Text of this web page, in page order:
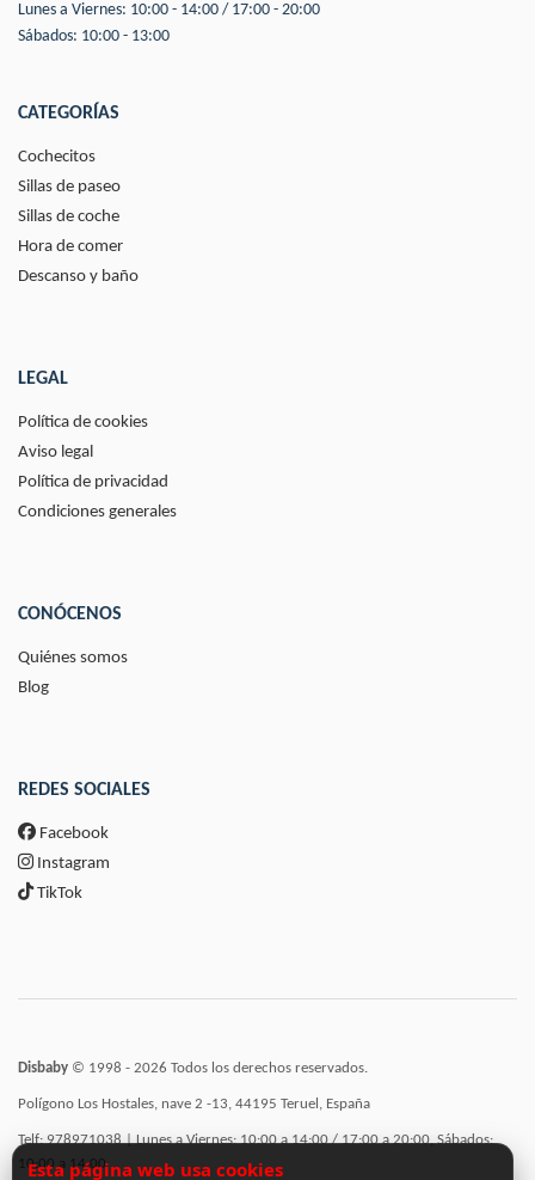
Lunes a Viernes: 10:00 - 14:00 / 17:00 - 20:00
Sábados: 10:00 - 13:00
CATEGORÍAS
Cochecitos
Sillas de paseo
Sillas de coche
Hora de comer
Descanso y baño
LEGAL
Política de cookies
Aviso legal
Política de privacidad
Condiciones generales
CONÓCENOS
Quiénes somos
Blog
REDES SOCIALES
Facebook
Instagram
TikTok
Disbaby © 1998 - 2026 Todos los derechos reservados.
Polígono Los Hostales, nave 2 -13, 44195 Teruel, España
Telf: 978971038 | Lunes a Viernes: 10:00 a 14:00 / 17:00 a 20:00, Sábados:
10:00 a 14:00
Esta página web usa cookies